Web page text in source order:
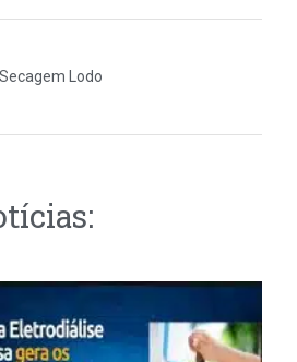
Secagem Lodo